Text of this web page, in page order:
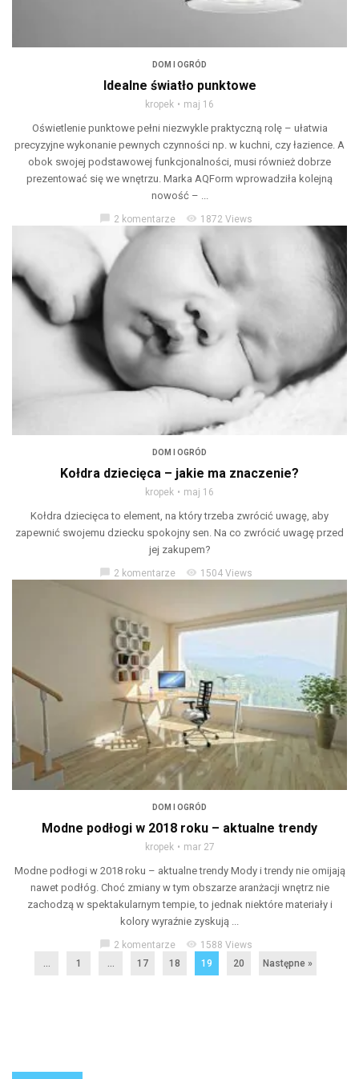
DOM I OGRÓD
Idealne światło punktowe
kropek maj 16
Oświetlenie punktowe pełni niezwykle praktyczną rolę – ułatwia
precyzyjne wykonanie pewnych czynności np. w kuchni, czy łazience. A
obok swojej podstawowej funkcjonalności, musi również dobrze
prezentować się we wnętrzu. Marka AQForm wprowadziła kolejną
nowość – ...
chat_bubble 2 komentarze visibility 1872 Views
DOM I OGRÓD
Kołdra dziecięca – jakie ma znaczenie?
kropek maj 16
Kołdra dziecięca to element, na który trzeba zwrócić uwagę, aby
zapewnić swojemu dziecku spokojny sen. Na co zwrócić uwagę przed
jej zakupem?
chat_bubble 2 komentarze visibility 1504 Views
DOM I OGRÓD
Modne podłogi w 2018 roku – aktualne trendy
kropek mar 27
Modne podłogi w 2018 roku – aktualne trendy Mody i trendy nie omijają
nawet podłóg. Choć zmiany w tym obszarze aranżacji wnętrz nie
zachodzą w spektakularnym tempie, to jednak niektóre materiały i
kolory wyraźnie zyskują ...
2 komentarze visibility 1588 Views
1 17 18 19 20 Następne »